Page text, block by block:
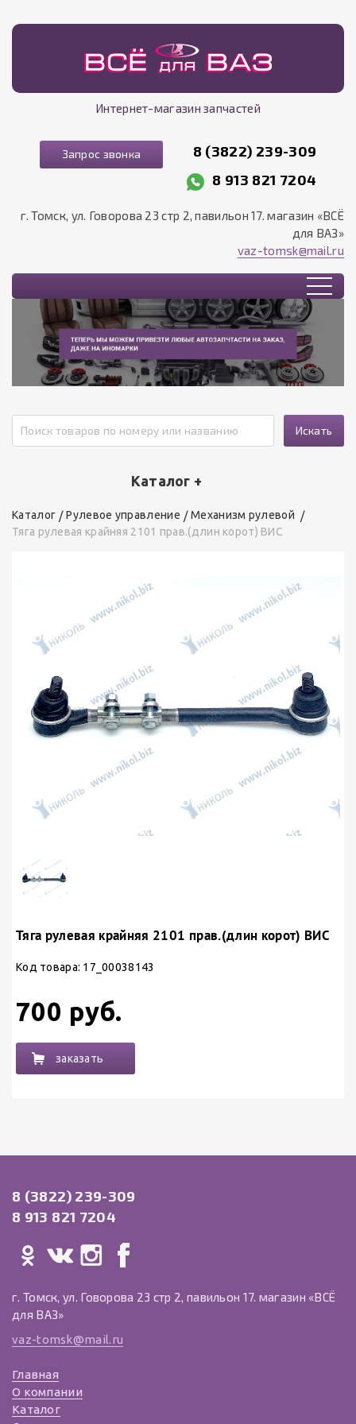
Интернет-магазин запчастей
Запрос звонка
8 (3822) 239-309
8 913 821 7204
г. Томск, ул. Говорова 23 стр 2, павильон 17. магазин «ВСЁ
для ВАЗ»
vaz-tomsk@mail.ru
Искать
Каталог +
Каталог Рулевое управление
Механизм рулевой
Тяга рулевая крайняя 2101 прав.(длин корот) ВИС
Тяга рулевая крайняя 2101 прав.(длин корот) ВИС
Код товара: 17_00038143
700 руб.
заказать
8 (3822) 239-309
8 913 821 7204
г. Томск, ул. Говорова 23 стр 2, павильон 17. магазин «ВСЁ
для ВАЗ»
vaz-tomsk@mail.ru
Главная
О компании
Каталог